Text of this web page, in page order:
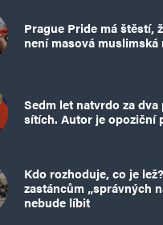
Prague Pride má štěstí,
není masová muslimská
Sedm let natvrdo za
sítích. Autor je opoziční
Kdo rozhoduje, co je
zastáncům „správných
nebude líbit